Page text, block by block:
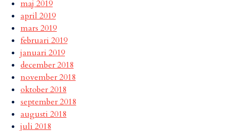
maj 2019
april 2019
mars 2019
februari 2019
januari 2019
december 2018
november 2018
oktober 2018
september 2018
augusti 2018
juli 2018